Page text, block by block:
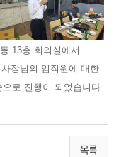
13층 회의실에서
장님의 임직원에 대한
로 진행이 되었습니다.
목록